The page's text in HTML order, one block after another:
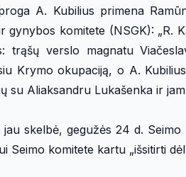
A. Kubilius primena
gynybos komitete (NSGK): „R.
trąšų verslo magnatu
Krymo okupaciją, o A.
su Aliaksandru Lukašenka ir
jau skelbė, gegužės 24 d.
Seimo komitete kartu „išsitirti